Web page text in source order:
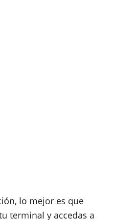
lo mejor es que
terminal y accedas a